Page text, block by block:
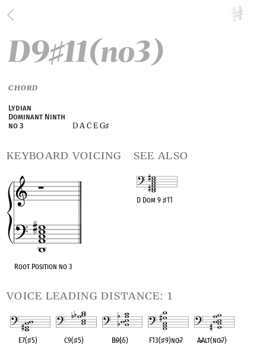
D9♯11(no3)
CHORD
Lydian
Dominant Ninth
no 3
D A C E G♯
keyboard voicing
Root Position no 3
see also
D Dom 9 ♯11
voice leading distance: 1
E7(♯5) C9(♯5) B♭9(♭5) F13(♯9)no♭7 A♭Alt(no♭7)